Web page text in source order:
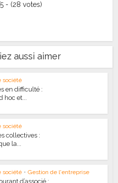
- (28 votes)
aussi aimer
société
en difficulté :
hoc et...
société
collectives :
la...
société • Gestion de l'entreprise
d’associé :